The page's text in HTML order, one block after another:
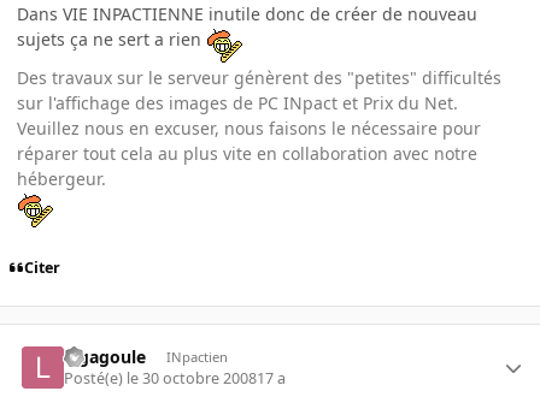
Dans VIE INPACTIENNE inutile donc de créer de nouveau
sujets ça ne sert a rien
Des travaux sur le serveur génèrent des "petites" difficultés
sur l'affichage des images de PC INpact et Prix du Net.
Veuillez nous en excuser, nous faisons le nécessaire pour
réparer tout cela au plus vite en collaboration avec notre
hébergeur.
Citer
lagagoule INpactien
Posté(e) le 30 octobre 200817 a